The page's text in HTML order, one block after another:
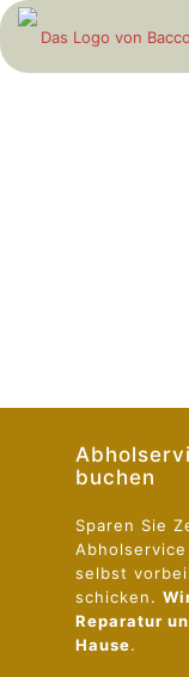
buchen
Sparen Sie
selbst
schicken.
Reparatur
Hause.